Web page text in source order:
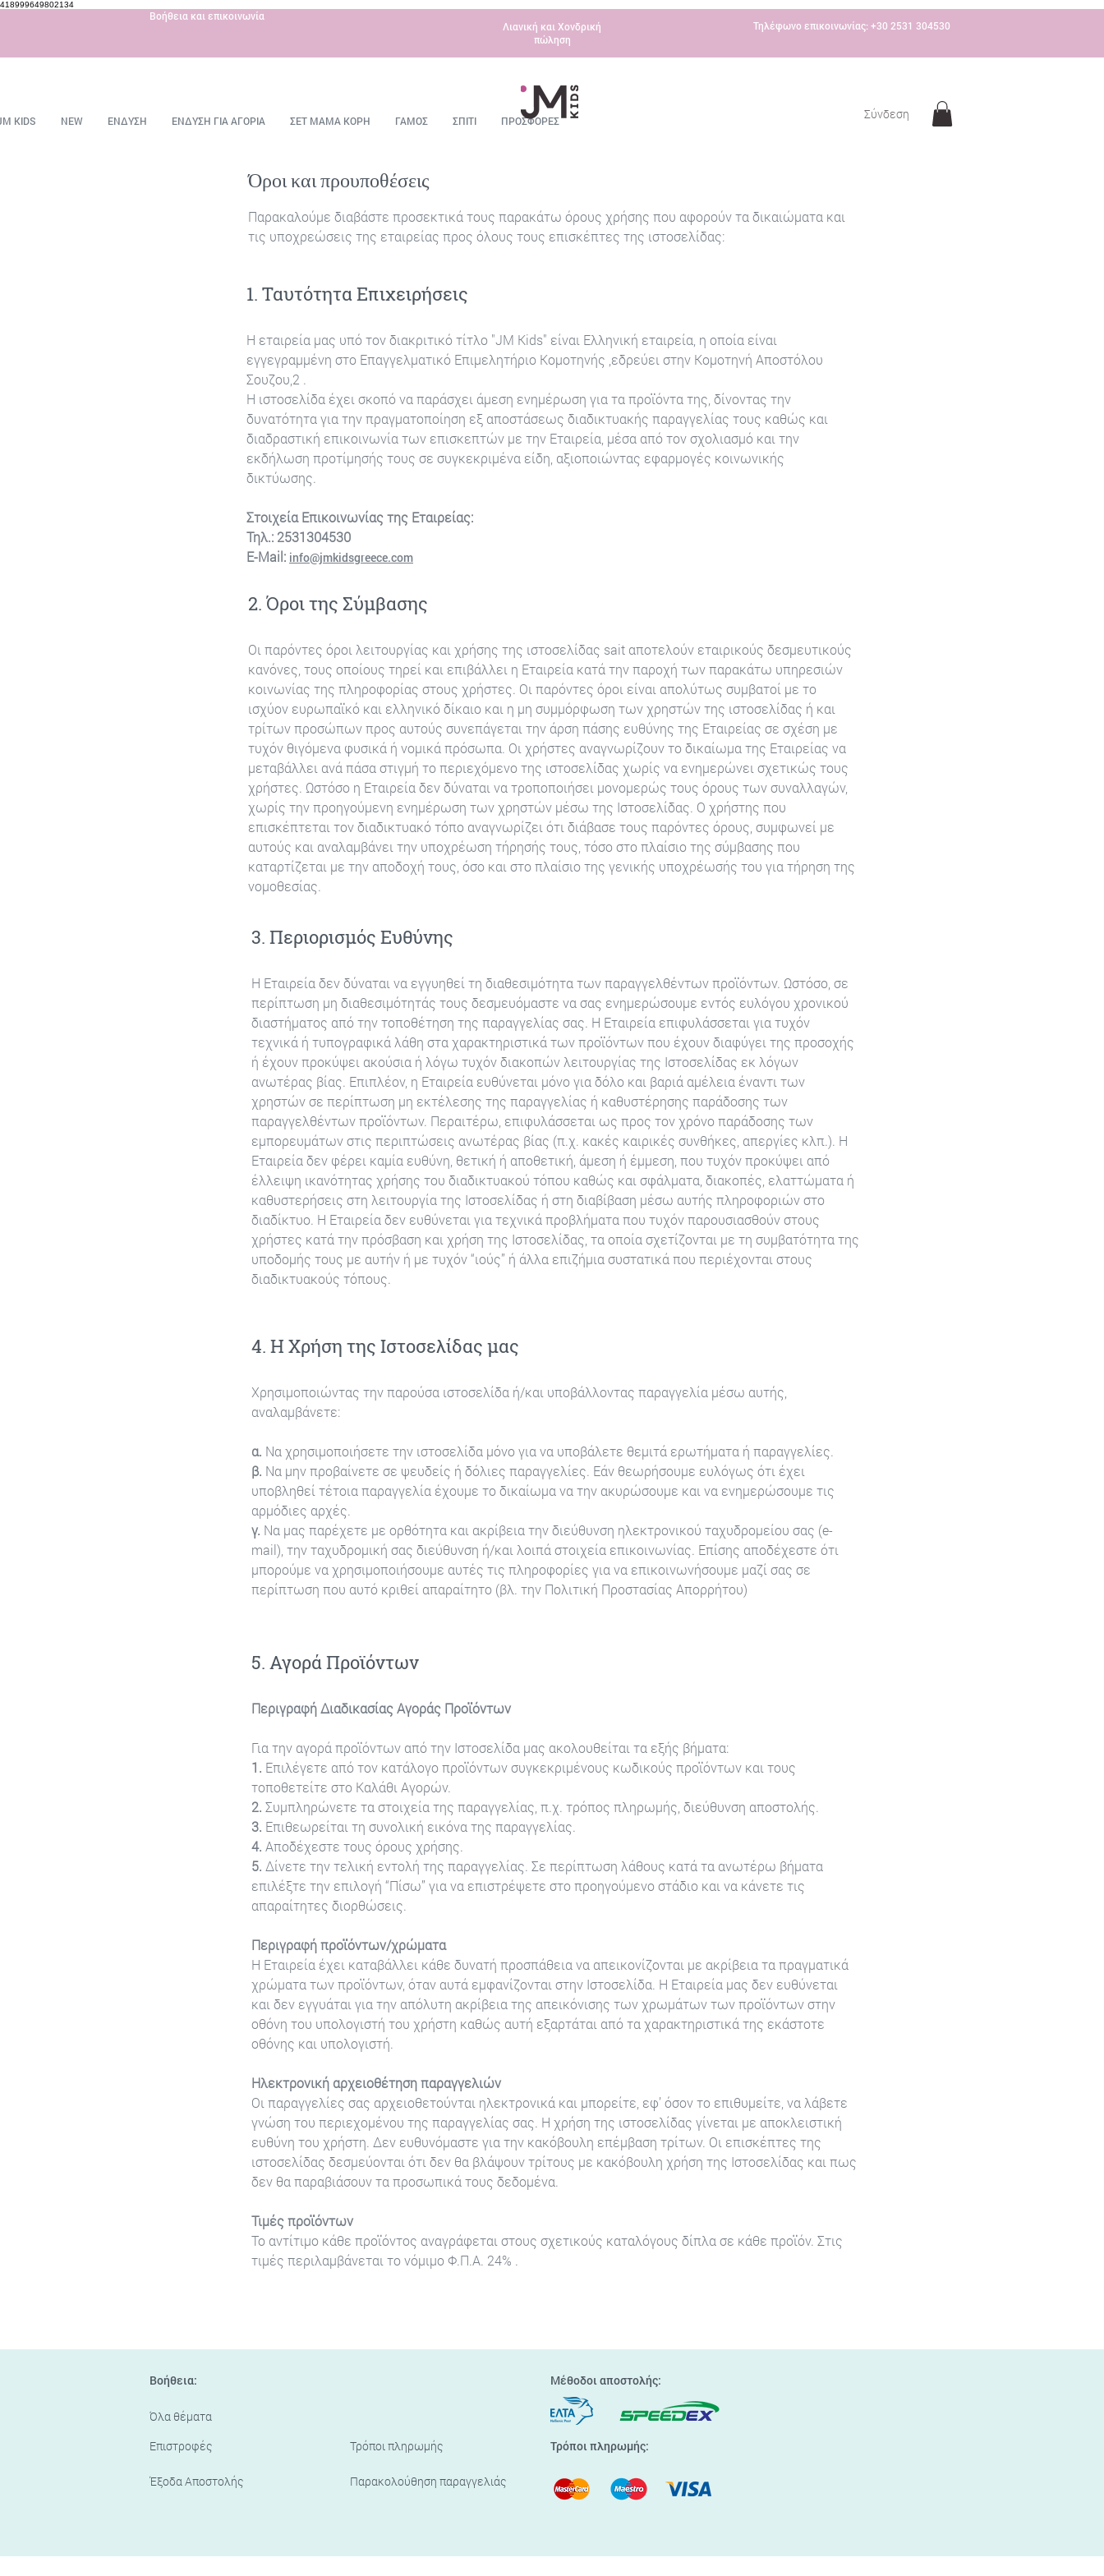
418999649802134
Βοήθεια και επικοινωνία
Λιανική και Χονδρική
πώληση
Τηλέφωνο επικοινωνίας: +30 2531 304530
KIDS NEW ΕΝΔΥΣΗ ΕΝΔΥΣΗ ΓΙΑ ΑΓΟΡΙΑ ΣΕΤ ΜΑΜΑ ΚΟΡΗ ΓΑΜΟΣ ΣΠΙΤΙ ΠΡΟΣΦΟΡΕΣ Σύνδεση
Όροι και προυποθέσεις
Παρακαλούμε διαβάστε προσεκτικά τους παρακάτω όρους χρήσης που αφορούν τα δικαιώματα και
τις υποχρεώσεις της εταιρείας προς όλους τους επισκέπτες της ιστοσελίδας:
1. Ταυτότητα Επιχειρήσεις
Η εταιρεία μας υπό τον διακριτικό τίτλο "JM Kids" είναι Ελληνική εταιρεία, η οποία είναι
εγγεγραμμένη στο Επαγγελματικό Επιμελητήριο Κομοτηνής ,εδρεύει στην Κομοτηνή Αποστόλου
Σουζου,2 .
Η ιστοσελίδα έχει σκοπό να παράσχει άμεση ενημέρωση για τα προϊόντα της, δίνοντας την
δυνατότητα για την πραγματοποίηση εξ αποστάσεως διαδικτυακής παραγγελίας τους καθώς και
διαδραστική επικοινωνία των επισκεπτών με την Εταιρεία, μέσα από τον σχολιασμό και την
εκδήλωση προτίμησής τους σε συγκεκριμένα είδη, αξιοποιώντας εφαρμογές κοινωνικής
δικτύωσης.
Στοιχεία Επικοινωνίας της Εταιρείας:
Τηλ.: 2531304530
Ε-Mail: info@jmkidsgreece.com
2. Όροι της Σύμβασης
Οι παρόντες όροι λειτουργίας και χρήσης της ιστοσελίδας sait αποτελούν εταιρικούς δεσμευτικούς
κανόνες, τους οποίους τηρεί και επιβάλλει η Εταιρεία κατά την παροχή των παρακάτω υπηρεσιών
κοινωνίας της πληροφορίας στους χρήστες. Οι παρόντες όροι είναι απολύτως συμβατοί με το
ισχύον ευρωπαϊκό και ελληνικό δίκαιο και η μη συμμόρφωση των χρηστών της ιστοσελίδας ή και
τρίτων προσώπων προς αυτούς συνεπάγεται την άρση πάσης ευθύνης της Εταιρείας σε σχέση με
τυχόν θιγόμενα φυσικά ή νομικά πρόσωπα. Οι χρήστες αναγνωρίζουν το δικαίωμα της Εταιρείας να
μεταβάλλει ανά πάσα στιγμή το περιεχόμενο της ιστοσελίδας χωρίς να ενημερώνει σχετικώς τους
χρήστες. Ωστόσο η Εταιρεία δεν δύναται να τροποποιήσει μονομερώς τους όρους των συναλλαγών,
χωρίς την προηγούμενη ενημέρωση των χρηστών μέσω της Ιστοσελίδας. Ο χρήστης που
επισκέπτεται τον διαδικτυακό τόπο αναγνωρίζει ότι διάβασε τους παρόντες όρους, συμφωνεί με
αυτούς και αναλαμβάνει την υποχρέωση τήρησής τους, τόσο στο πλαίσιο της σύμβασης που
καταρτίζεται με την αποδοχή τους, όσο και στο πλαίσιο της γενικής υποχρέωσής του για τήρηση της
νομοθεσίας.
3. Περιορισμός Ευθύνης
Η Εταιρεία δεν δύναται να εγγυηθεί τη διαθεσιμότητα των παραγγελθέντων προϊόντων. Ωστόσο, σε
περίπτωση μη διαθεσιμότητάς τους δεσμευόμαστε να σας ενημερώσουμε εντός ευλόγου χρονικού
διαστήματος από την τοποθέτηση της παραγγελίας σας. Η Εταιρεία επιφυλάσσεται για τυχόν
τεχνικά ή τυπογραφικά λάθη στα χαρακτηριστικά των προϊόντων που έχουν διαφύγει της προσοχής
ή έχουν προκύψει ακούσια ή λόγω τυχόν διακοπών λειτουργίας της Ιστοσελίδας εκ λόγων
ανωτέρας βίας. Επιπλέον, η Εταιρεία ευθύνεται μόνο για δόλο και βαριά αμέλεια έναντι των
χρηστών σε περίπτωση μη εκτέλεσης της παραγγελίας ή καθυστέρησης παράδοσης των
παραγγελθέντων προϊόντων. Περαιτέρω, επιφυλάσσεται ως προς τον χρόνο παράδοσης των
εμπορευμάτων στις περιπτώσεις ανωτέρας βίας (π.χ. κακές καιρικές συνθήκες, απεργίες κλπ.). Η
Εταιρεία δεν φέρει καμία ευθύνη, θετική ή αποθετική, άμεση ή έμμεση, που τυχόν προκύψει από
έλλειψη ικανότητας χρήσης του διαδικτυακού τόπου καθώς και σφάλματα, διακοπές, ελαττώματα ή
καθυστερήσεις στη λειτουργία της Ιστοσελίδας ή στη διαβίβαση μέσω αυτής πληροφοριών στο
διαδίκτυο. Η Εταιρεία δεν ευθύνεται για τεχνικά προβλήματα που τυχόν παρουσιασθούν στους
χρήστες κατά την πρόσβαση και χρήση της Ιστοσελίδας, τα οποία σχετίζονται με τη συμβατότητα της
υποδομής τους με αυτήν ή με τυχόν “ιούς” ή άλλα επιζήμια συστατικά που περιέχονται στους
διαδικτυακούς τόπους.
4. Η Χρήση της Ιστοσελίδας μας
Χρησιμοποιώντας την παρούσα ιστοσελίδα ή/και υποβάλλοντας παραγγελία μέσω αυτής,
αναλαμβάνετε:
α. Να χρησιμοποιήσετε την ιστοσελίδα μόνο για να υποβάλετε θεμιτά ερωτήματα ή παραγγελίες.
β. Να μην προβαίνετε σε ψευδείς ή δόλιες παραγγελίες. Εάν θεωρήσουμε ευλόγως ότι έχει
υποβληθεί τέτοια παραγγελία έχουμε το δικαίωμα να την ακυρώσουμε και να ενημερώσουμε τις
αρμόδιες αρχές.
γ. Να μας παρέχετε με ορθότητα και ακρίβεια την διεύθυνση ηλεκτρονικού ταχυδρομείου σας (e-
mail), την ταχυδρομική σας διεύθυνση ή/και λοιπά στοιχεία επικοινωνίας. Επίσης αποδέχεστε ότι
μπορούμε να χρησιμοποιήσουμε αυτές τις πληροφορίες για να επικοινωνήσουμε μαζί σας σε
περίπτωση που αυτό κριθεί απαραίτητο (βλ. την Πολιτική Προστασίας Απορρήτου)
5. Αγορά Προϊόντων
Περιγραφή Διαδικασίας Αγοράς Προϊόντων
Για την αγορά προϊόντων από την Ιστοσελίδα μας ακολουθείται τα εξής βήματα:
1. Επιλέγετε από τον κατάλογο προϊόντων συγκεκριμένους κωδικούς προϊόντων και τους
τοποθετείτε στο Καλάθι Αγορών.
2. Συμπληρώνετε τα στοιχεία της παραγγελίας, π.χ. τρόπος πληρωμής, διεύθυνση αποστολής.
3. Επιθεωρείται τη συνολική εικόνα της παραγγελίας.
4. Αποδέχεστε τους όρους χρήσης.
5. Δίνετε την τελική εντολή της παραγγελίας. Σε περίπτωση λάθους κατά τα ανωτέρω βήματα
επιλέξτε την επιλογή “Πίσω” για να επιστρέψετε στο προηγούμενο στάδιο και να κάνετε τις
απαραίτητες διορθώσεις.
Περιγραφή προϊόντων/χρώματα
Η Εταιρεία έχει καταβάλλει κάθε δυνατή προσπάθεια να απεικονίζονται με ακρίβεια τα πραγματικά
χρώματα των προϊόντων, όταν αυτά εμφανίζονται στην Ιστοσελίδα. Η Εταιρεία μας δεν ευθύνεται
και δεν εγγυάται για την απόλυτη ακρίβεια της απεικόνισης των χρωμάτων των προϊόντων στην
οθόνη του υπολογιστή του χρήστη καθώς αυτή εξαρτάται από τα χαρακτηριστικά της εκάστοτε
οθόνης και υπολογιστή.
Ηλεκτρονική αρχειοθέτηση παραγγελιών
Οι παραγγελίες σας αρχειοθετούνται ηλεκτρονικά και μπορείτε, εφ’ όσον το επιθυμείτε, να λάβετε
γνώση του περιεχομένου της παραγγελίας σας. Η χρήση της ιστοσελίδας γίνεται με αποκλειστική
ευθύνη του χρήστη. Δεν ευθυνόμαστε για την κακόβουλη επέμβαση τρίτων. Οι επισκέπτες της
ιστοσελίδας δεσμεύονται ότι δεν θα βλάψουν τρίτους με κακόβουλη χρήση της Ιστοσελίδας και πως
δεν θα παραβιάσουν τα προσωπικά τους δεδομένα.
Τιμές προϊόντων
Το αντίτιμο κάθε προϊόντος αναγράφεται στους σχετικούς καταλόγους δίπλα σε κάθε προϊόν. Στις
τιμές περιλαμβάνεται το νόμιμο Φ.Π.Α. 24% .
Βοήθεια:
Όλα θέματα
Μέθοδοι αποστολής:
Επιστροφές Τρόποι πληρωμής Τρόποι πληρωμής:
Έξοδα Αποστολής Παρακολούθηση παραγγελιάς